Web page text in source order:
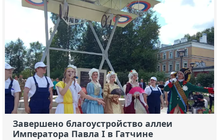
Завершено благоустройство аллеи
Императора Павла I в Гатчине